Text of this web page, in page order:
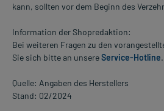
kann, sollten vor dem Beginn des
Information der Shopredaktion:
Bei weiteren Fragen zu den
Sie sich bitte an unsereService-Hotline.
Quelle: Angaben des Herstellers
Stand: 02/2024